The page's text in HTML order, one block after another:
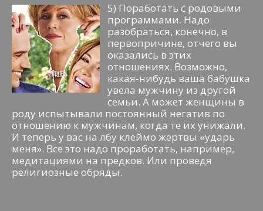
5) Поработать с родовыми
программами. Надо
разобраться, конечно, в
первопричине, отчего вы
оказались в этих
отношениях. Возможно,
какая-нибудь ваша бабушка
увела мужчину из другой
семьи. А может женщины в
роду испытывали постоянный негатив по
отношению к мужчинам, когда те их унижали.
И теперь у вас на лбу клеймо жертвы «ударь
меня». Все это надо проработать, например,
медитациями на предков. Или проведя
религиозные обряды.